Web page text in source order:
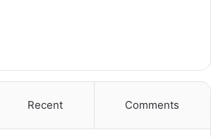
Recent Comments